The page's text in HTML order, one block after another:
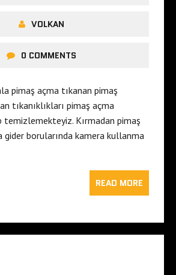
VOLKAN
0 COMMENTS
pimaş açma tıkanan pimaş
tıkanıklıkları pimaş açma
temizlemekteyiz. Kırmadan pimaş
gider borularında kamera kullanma
READ MORE